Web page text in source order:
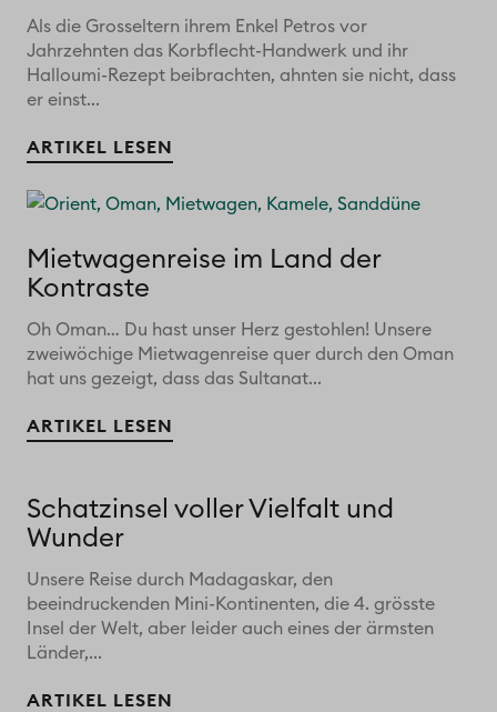
Als die Grosseltern ihrem Enkel Petros vor
Jahrzehnten das Korbflecht-Handwerk und ihr
Halloumi-Rezept beibrachten, ahnten sie nicht, dass
er einst...
ARTIKEL LESEN
Mietwagenreise im Land der
Kontraste
Oh Oman… Du hast unser Herz gestohlen! Unsere
zweiwöchige Mietwagenreise quer durch den Oman
hat uns gezeigt, dass das Sultanat...
ARTIKEL LESEN
Schatzinsel voller Vielfalt und
Wunder
Unsere Reise durch Madagaskar, den
beeindruckenden Mini-Kontinenten, die 4. grösste
Insel der Welt, aber leider auch eines der ärmsten
Länder,...
ARTIKEL LESEN